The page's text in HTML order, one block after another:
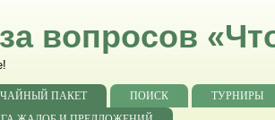
вопросов
ПАКЕТ ПОИСК
ТУРНИРЫ